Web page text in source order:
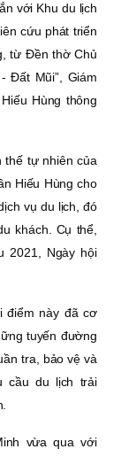
với Khu du lịch
cứu phát triển
từ Ðền thờ Chủ
Ðất Mũi”, Giám
Hùng thông
thế tự nhiên của
Hiếu Hùng cho
vụ du lịch, đó
khách. Cụ thể,
2021, Ngày hội
điểm này đã cơ
tuyến đường
tra, bảo vệ và
cầu du lịch trải
vừa qua với